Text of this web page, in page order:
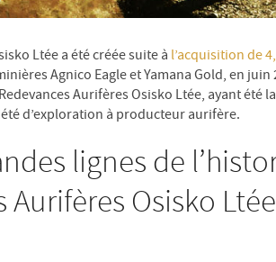
Ltée a été créée suite à l’acquisition de
Agnico Eagle et Yamana Gold, en juin
Aurifères Osisko Ltée, ayant été
d’exploration à producteur aurifère.
lignes de
Aurifères Osisko Ltée